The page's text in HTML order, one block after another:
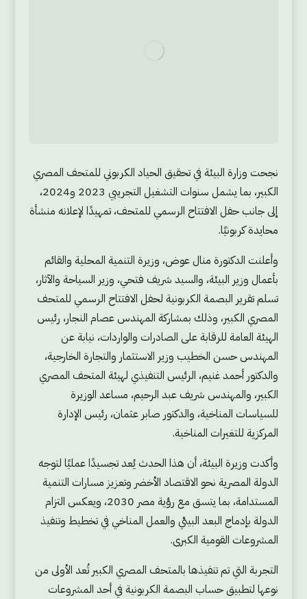
نجحت وزارة البيئة في تحقيق الحياد الكربوني للمتحف المصري
الكبير، بما يشمل سنوات التشغيل التجريبي 2023 و2024،
إلى جانب حفل الافتتاح الرسمي للمتحف، تمهيدًا لإعلانه منشأة
محايدة كربونيًا.
وأعلنت الدكتورة منال عوض، وزيرة التنمية المحلية والقائم
بأعمال وزير البيئة، والسيد شريف فتحي، وزير السياحة والآثار،
تسلم تقرير البصمة الكربونية لحفل الافتتاح الرسمي للمتحف
المصري الكبير، وذلك بمشاركة المهندس عصام النجار، رئيس
الهيئة العامة للرقابة على الصادرات والواردات، نيابة عن
المهندس حسن الخطيب وزير الاستثمار والتجارة الخارجية،
والدكتور أحمد غنيم، الرئيس التنفيذي لهيئة المتحف المصري
الكبير، والمهندس شريف عبد الرحيم، مساعد الوزيرة
للسياسات المناخية، والدكتور صابر عثمان، رئيس الإدارة
المركزية للتغيرات المناخية.
وأكدت وزيرة البيئة، أن هذا الحدث يُعد تجسيدًا عمليًا لتوجه
الدولة المصرية نحو الاقتصاد الأخضر وتعزيز مسارات التنمية
المستدامة، بما يتسق مع رؤية مصر 2030، ويعكس التزام
الدولة بإدماج البعد البيئي والعمل المناخي في تخطيط وتنفيذ
المشروعات القومية الكبرى.
التجربة التي تم تنفيذها بالمتحف المصري الكبير تُعد الأولى من
نوعها لتطبيق حساب البصمة الكربونية في أحد المشروعات